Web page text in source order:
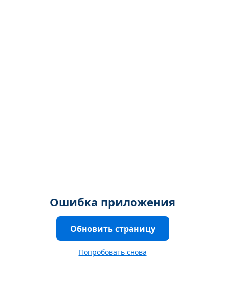
Ошибка приложения
Обновить страницу
Попробовать снова